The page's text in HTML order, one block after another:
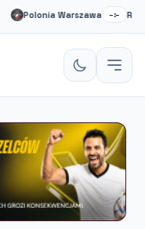
Polonia Warszawa –:– Ruch